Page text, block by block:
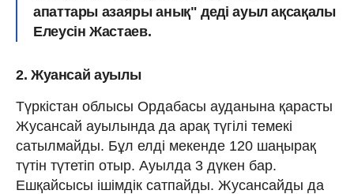
апаттары азаяры анық" деді ауыл ақсақалы
Елеусін Жастаев.
2. Жуансай ауылы
Түркістан облысы Ордабасы ауданына қарасты
Жусансай ауылында да арақ түгілі темекі
сатылмайды. Бұл елді мекенде 120 шаңырақ
түтін түтетіп отыр. Ауылда 3 дүкен бар.
Ешқайсысы ішімдік сатпайды. Жусансайды да